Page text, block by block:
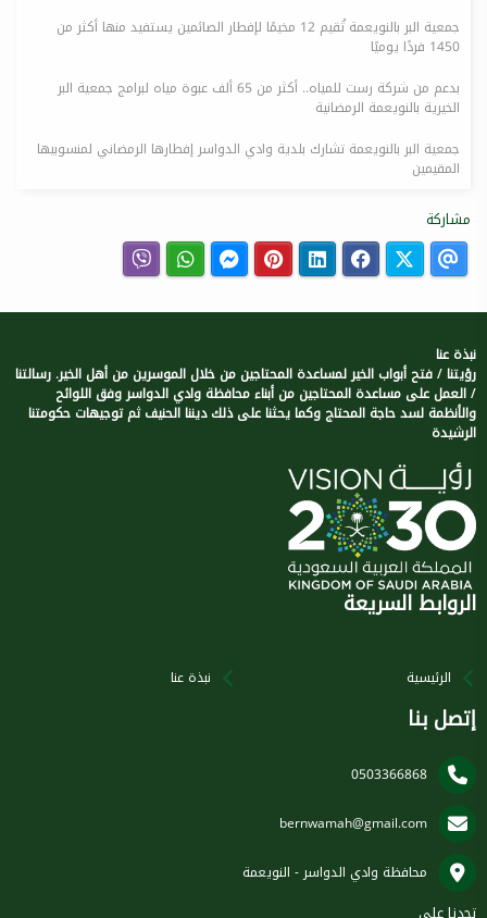
جمعية البر بالنويعمة تُقيم 12 مخيمًا لإفطار الصائمين يستفيد منها أكثر من
1450 فردًا يوميًا
بدعم من شركة رست للمياه.. أكثر من 65 ألف عبوة مياه لبرامج جمعية البر
الخيرية بالنويعمة الرمضانية
جمعية البر بالنويعمة تشارك بلدية وادي الدواسر إفطارها الرمضاني لمنسوبيها
المقيمين
مشاركة
نبذة عنا
رؤيتنا / فتح أبواب الخير لمساعدة المحتاجين من خلال الموسرين من أهل الخير. رسالتنا
/ العمل على مساعدة المحتاجين من أبناء محافظة وادي الدواسر وفق اللوائح
والأنظمة لسد حاجة المحتاج وكما يحثنا على ذلك ديننا الحنيف ثم توجيهات حكومتنا
الرشيدة
الروابط السريعة
الرئيسية نبذة عنا
إتصل بنا
0503366868
bernwamah@gmail.com
محافظة وادي الدواسر - النويعمة